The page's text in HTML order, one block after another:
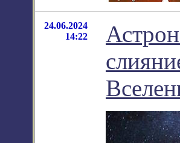
24.06.2024
14:22